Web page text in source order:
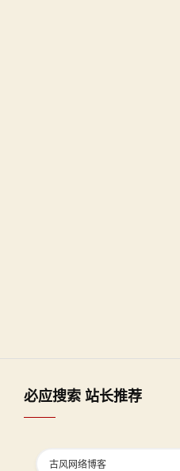
必应搜索 站长推荐